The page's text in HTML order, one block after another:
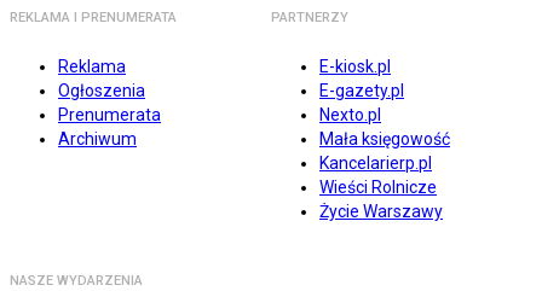
REKLAMA I PRENUMERATA
Reklama
Ogłoszenia
Prenumerata
Archiwum
PARTNERZY
E-kiosk.pl
E-gazety.pl
Nexto.pl
Mała księgowość
Kancelarierp.pl
Wieści Rolnicze
Życie Warszawy
NASZE WYDARZENIA